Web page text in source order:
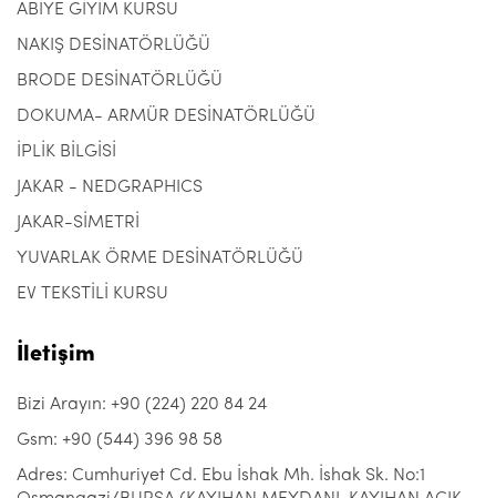
ABİYE GİYİM KURSU
NAKIŞ DESİNATÖRLÜĞÜ
BRODE DESİNATÖRLÜĞÜ
DOKUMA- ARMÜR DESİNATÖRLÜĞÜ
İPLİK BİLGİSİ
JAKAR - NEDGRAPHICS
JAKAR-SİMETRİ
YUVARLAK ÖRME DESİNATÖRLÜĞÜ
EV TEKSTİLİ KURSU
İletişim
Bizi Arayın: +90 (224) 220 84 24
Gsm: +90 (544) 396 98 58
Adres: Cumhuriyet Cd. Ebu İshak Mh. İshak Sk. No:1